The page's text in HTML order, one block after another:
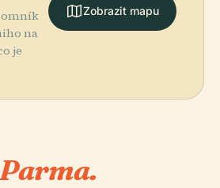
na
je
Zobrazit mapu
Parma.